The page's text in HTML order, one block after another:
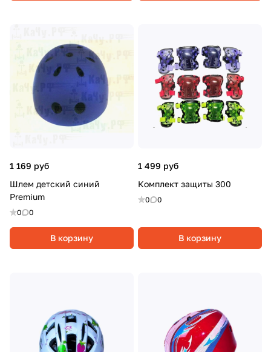
1 169 руб
Шлем детский синий
Premium
0 0
В корзину
1 499 руб
Комплект защиты 300
0 0
В корзину